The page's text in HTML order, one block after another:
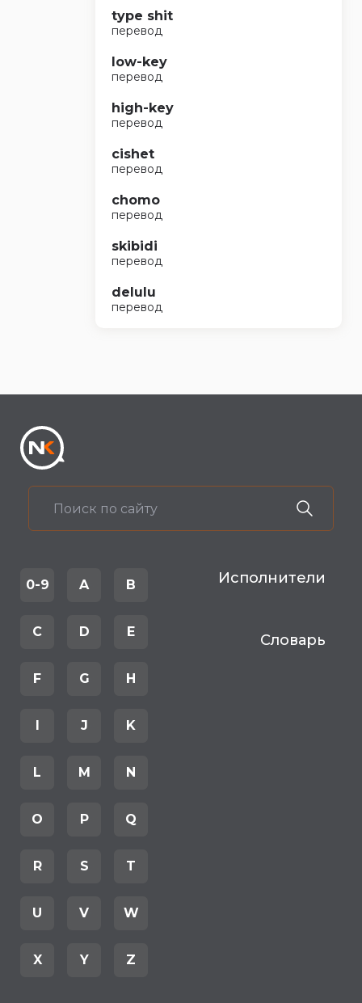
type shit
перевод
low-key
перевод
high-key
перевод
cishet
перевод
chomo
перевод
skibidi
перевод
delulu
перевод
0-9 A B
C D E
F G H
I J K
L M N
O P Q
R S T
U V W
X Y Z
Исполнители
Словарь